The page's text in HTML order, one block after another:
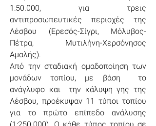
1:50.000, για τρεις
αντιπροσωπευτικές περιοχές της
Λέσβου (Ερεσός-Σίγρι, Μόλυβος-
Πέτρα, Μυτιλήνη-Χερσόνησος
Αμαλής).
Από την σταδιακή ομαδοποίηση των
μονάδων τοπίου, με βάση  το
ανάγλυφο και  την κάλυψη γης της
Λέσβου, προέκυψαν 11 τύποι τοπίου
για το πρώτο επίπεδο ανάλυσης